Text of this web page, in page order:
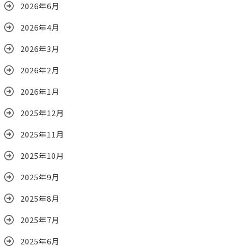
2026年6月
2026年4月
2026年3月
2026年2月
2026年1月
2025年12月
2025年11月
2025年10月
2025年9月
2025年8月
2025年7月
2025年6月